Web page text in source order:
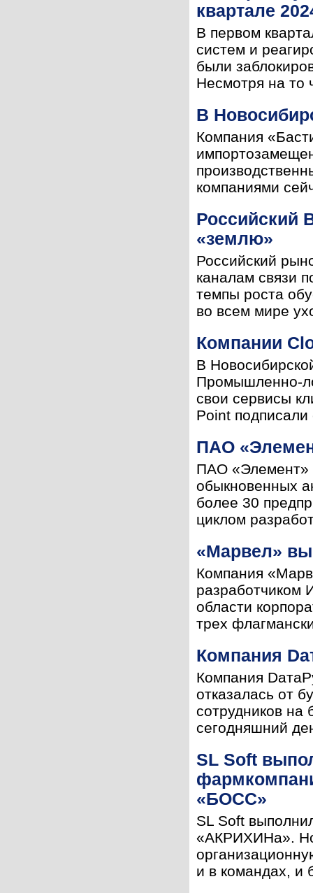
квартале
В первом
систем и
были
Несмотря на то
В
Компания
компаниями
Российский
«землю»
Российский
каналам связи
темпы роста
во всем мире
Компании
В
Промышленно-
свои сервисы
Point
ПАО
ПАО «Элемент»
обыкновенных
более 30
циклом
«Марвел»
Компания
разработчиком
области
трех
Компания
Компания
отказалась от
сотрудников
сегодняшний
SL Soft
«БОСС»
SL Soft
«АКРИХИНа».
и в командах, и